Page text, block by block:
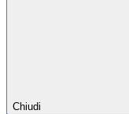
Chiudi